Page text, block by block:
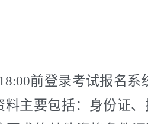
前登录考试报名
主要包括：身份证